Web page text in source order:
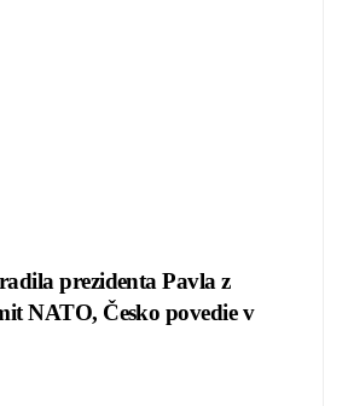
prezidenta Pavla z
NATO, Česko povedie v